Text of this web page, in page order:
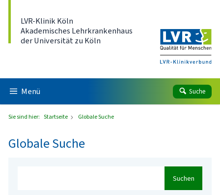
LVR-Klinik Köln
Akademisches Lehrkrankenhaus
der Universität zu Köln
Menü Suche
Sie sind hier: Startseite Globale Suche
Globale Suche
Suchen